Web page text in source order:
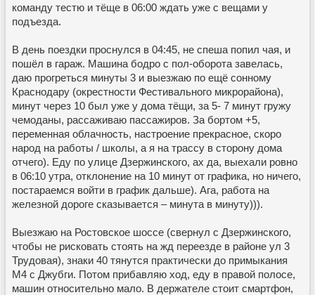
команду тестю и тёще в 06:00 ждать уже с вещами у
подъезда.
В день поездки проснулся в 04:45, не спеша попил чая, и
пошёл в гараж. Машина бодро с пол-оборота завелась,
даю прогреться минуты 3 и выезжаю по ещё сонному
Краснодару (окрестности Фестивального микрорайона),
минут через 10 был уже у дома тёщи, за 5- 7 минут гружу
чемоданы, рассаживаю пассажиров. За бортом +5,
переменная облачность, настроение прекрасное, скоро
народ на работы / школы, а я на трассу в сторону дома
отчего). Еду по улице Дзержинского, ах да, выехали ровно
в 06:10 утра, отклонение на 10 минут от графика, но ничего,
постараемся войти в график дальше). Ага, работа на
железной дороге сказывается – минута в минуту))).
Выезжаю на Ростовское шоссе (свернул с Дзержинского,
чтобы не рисковать стоять на жд переезде в районе ул 3
Трудовая), знаки 40 тянутся практически до примыкания
М4 с Джубги. Потом прибавляю ход, еду в правой полосе,
машин относительно мало. В держателе стоит смартфон,